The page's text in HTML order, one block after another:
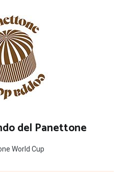
del Panettone
World Cup